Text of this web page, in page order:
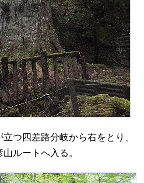
つ四差路分岐から右をとり、
ルートへ入る。